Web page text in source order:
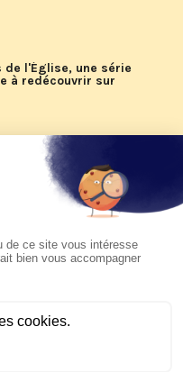
de l'Église, une série
à redécouvrir sur
d'été 2026 de KTO
du pape Léon
suivre sur KTO le
Argentine et
17 novembre 2026